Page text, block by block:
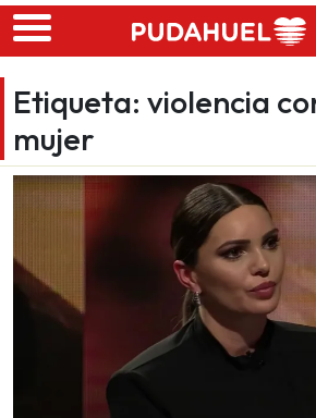
Skip to main content
Etiqueta: violencia
mujer